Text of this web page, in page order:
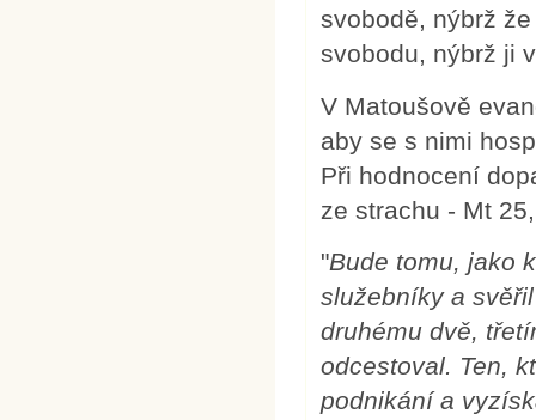
svobodě, nýbrž
svobodu, nýbrž ji
V Matoušově
aby se s nimi
Při hodnocení
ze strachu - Mt
"Bude tomu, jako
služebníky a
druhému dvě,
odcestoval. Ten,
podnikání a